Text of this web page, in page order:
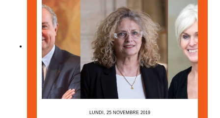
LUNDI, 25 NOVEMBRE 2019